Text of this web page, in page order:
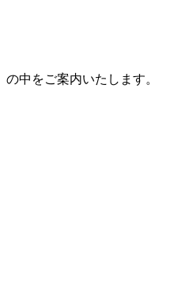
中をご案内いたします。